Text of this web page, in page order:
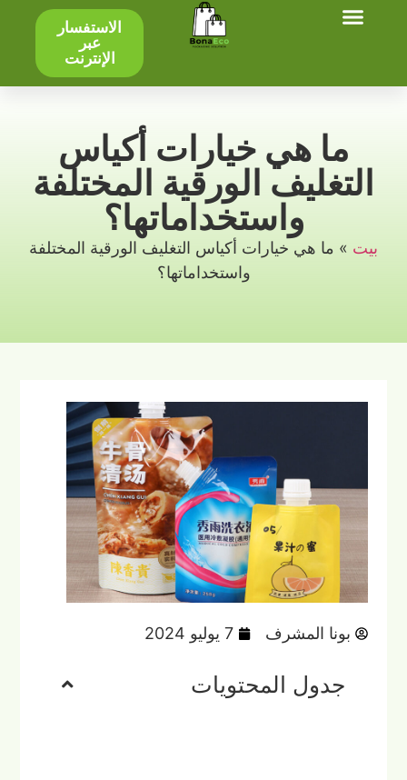
الاستفسار
عبر
الإنترنت
ما هي خيارات أكياس
التغليف الورقية المختلفة
واستخداماتها؟
بيت » ما هي خيارات أكياس التغليف الورقية المختلفة
واستخداماتها؟
بونا المشرف 7 يوليو 2024
جدول المحتويات